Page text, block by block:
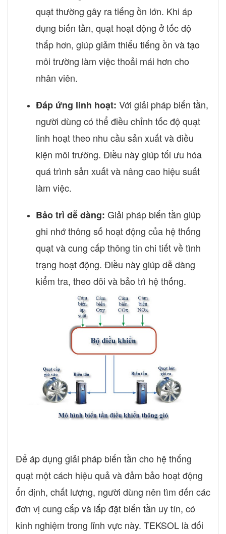
quạt thường gây ra tiếng ồn lớn. Khi áp
dụng biến tần, quạt hoạt động ở tốc độ
thấp hơn, giúp giảm thiểu tiếng ồn và tạo
môi trường làm việc thoải mái hơn cho
nhân viên.
Đáp ứng linh hoạt: Với giải pháp biến tần,
người dùng có thể điều chỉnh tốc độ quạt
linh hoạt theo nhu cầu sản xuất và điều
kiện môi trường. Điều này giúp tối ưu hóa
quá trình sản xuất và nâng cao hiệu suất
làm việc.
Bảo trì dễ dàng: Giải pháp biến tần giúp
ghi nhớ thông số hoạt động của hệ thống
quạt và cung cấp thông tin chi tiết về tình
trạng hoạt động. Điều này giúp dễ dàng
kiểm tra, theo dõi và bảo trì hệ thống.
Để áp dụng giải pháp biến tần cho hệ thống
quạt một cách hiệu quả và đảm bảo hoạt động
ổn định, chất lượng, người dùng nên tìm đến các
đơn vị cung cấp và lắp đặt biến tần uy tín, có
kinh nghiệm trong lĩnh vực này. TEKSOL là đối